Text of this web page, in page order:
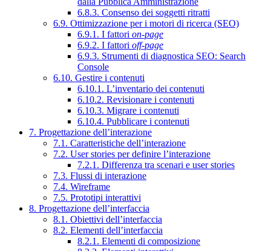
6.8.3. Consenso dei soggetti ritratti
6.9. Ottimizzazione per i motori di ricerca (SEO)
6.9.1. I fattori on-page
6.9.2. I fattori off-page
6.9.3. Strumenti di diagnostica SEO: Search
Console
6.10. Gestire i contenuti
6.10.1. L’inventario dei contenuti
6.10.2. Revisionare i contenuti
6.10.3. Migrare i contenuti
6.10.4. Pubblicare i contenuti
7. Progettazione dell’interazione
7.1. Caratteristiche dell’interazione
7.2. User stories per definire l’interazione
7.2.1. Differenza tra scenari e user stories
7.3. Flussi di interazione
7.4. Wireframe
7.5. Prototipi interattivi
8. Progettazione dell’interfaccia
8.1. Obiettivi dell’interfaccia
8.2. Elementi dell’interfaccia
8.2.1. Elementi di composizione